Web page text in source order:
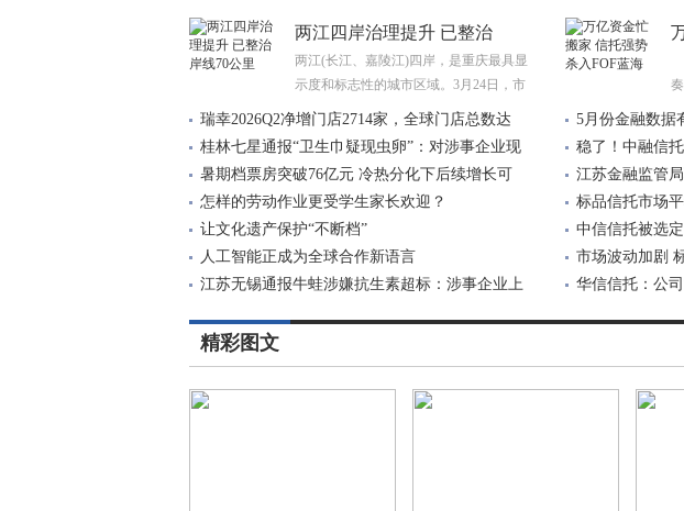
两江四岸治理提升 已整治
两江(长江、嘉陵江)四岸，是重庆最具显
示度和标志性的城市区域。3月24日，市
六
瑞幸2026Q2净增门店2714家，全球门店总数达
36,3
桂林七星通报“卫生巾疑现虫卵”：对涉事企业现
暑期档票房突破76亿元 冷热分化下后续增长可
怎样的劳动作业更受学生家长欢迎？
让文化遗产保护“不断档”
人工智能正成为全球合作新语言
江苏无锡通报牛蛙涉嫌抗生素超标：涉事企业上
众
5月份金融数据
稳了！中融信
江苏金融监管
标品信托市场
中信信托被选
市场波动加剧
华信信托：公
精彩图文